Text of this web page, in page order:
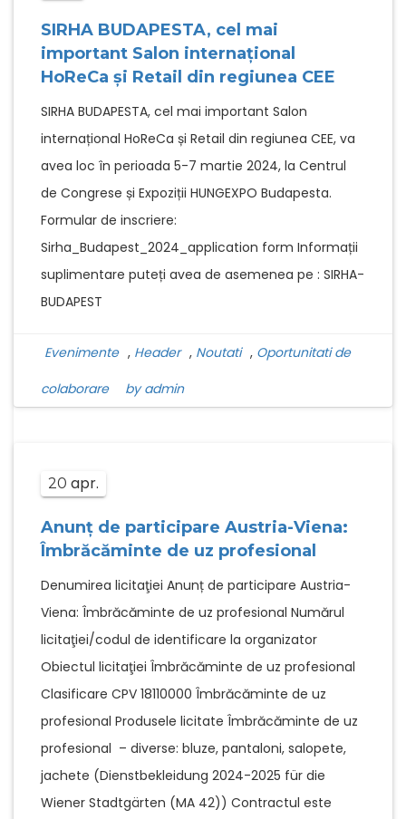
SIRHA BUDAPESTA, cel mai
important Salon internațional
HoReCa și Retail din regiunea CEE
SIRHA BUDAPESTA, cel mai important Salon
internațional HoReCa și Retail din regiunea CEE, va
avea loc în perioada 5-7 martie 2024, la Centrul
de Congrese și Expoziții HUNGEXPO Budapesta.
Formular de inscriere:
Sirha_Budapest_2024_application form Informații
suplimentare puteți avea de asemenea pe : SIRHA-
BUDAPEST
Evenimente , Header , Noutati , Oportunitati de
colaborare
by admin
20 apr.
Anunț de participare Austria-Viena:
Îmbrăcăminte de uz profesional
Denumirea licitaţiei Anunț de participare Austria-
Viena: Îmbrăcăminte de uz profesional Numărul
licitaţiei/codul de identificare la organizator
Obiectul licitaţiei Îmbrăcăminte de uz profesional
Clasificare CPV 18110000 Îmbrăcăminte de uz
profesional Produsele licitate Îmbrăcăminte de uz
profesional – diverse: bluze, pantaloni, salopete,
jachete (Dienstbekleidung 2024-2025 für die
Wiener Stadtgärten (MA 42)) Contractul este